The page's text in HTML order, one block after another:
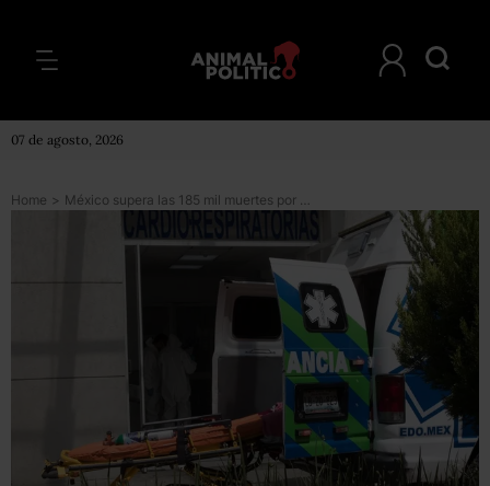
07 de agosto, 2026
Home > México supera las 185 mil muertes por COVID; hay 53 mil casos activos